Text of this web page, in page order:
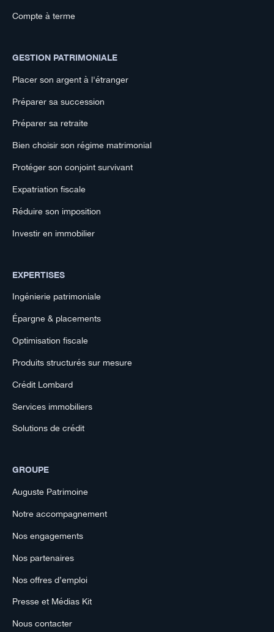
Compte à terme
GESTION PATRIMONIALE
Placer son argent à l'étranger
Préparer sa succession
Préparer sa retraite
Bien choisir son régime matrimonial
Protéger son conjoint survivant
Expatriation fiscale
Réduire son imposition
Investir en immobilier
EXPERTISES
Ingénierie patrimoniale
Épargne & placements
Optimisation fiscale
Produits structurés sur mesure
Crédit Lombard
Services immobiliers
Solutions de crédit
GROUPE
Auguste Patrimoine
Notre accompagnement
Nos engagements
Nos partenaires
Nos offres d’emploi
Presse et Médias Kit
Nous contacter